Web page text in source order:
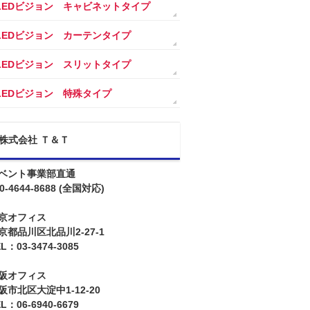
ビジョン キャビネットタイプ
ビジョン カーテンタイプ
ビジョン スリットタイプ
ビジョン 特殊タイプ
式会社 Ｔ＆Ｔ
ント事業部直通
4644-8688 (全国対応)
オフィス
都品川区北品川2-27-1
：03-3474-3085
オフィス
市北区大淀中1-12-20
：06-6940-6679